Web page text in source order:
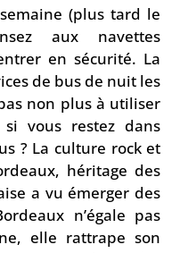
(plus tard le
aux navettes
en sécurité. La
de bus de nuit les
non plus à utiliser
vous restez dans
? La culture rock et
héritage des
a vu émerger des
n’égale pas
elle rattrape son